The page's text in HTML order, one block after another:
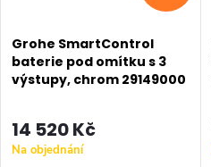
Grohe SmartControl
baterie pod omítku s 3
výstupy, chrom 29149000
14 520 Kč
Na objednání